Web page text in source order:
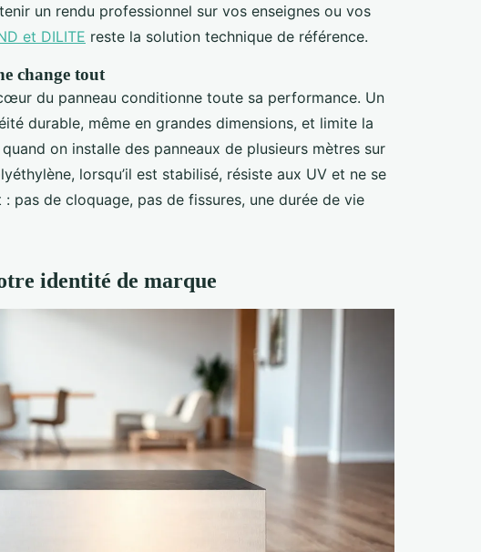
un rendu professionnel sur vos enseignes ou vos
et DILITE reste la solution technique de référence.
change tout
du panneau conditionne toute sa performance. Un
durable, même en grandes dimensions, et limite la
on installe des panneaux de plusieurs mètres sur
lorsqu’il est stabilisé, résiste aux UV et ne se
pas de cloquage, pas de fissures, une durée de vie
identité de marque